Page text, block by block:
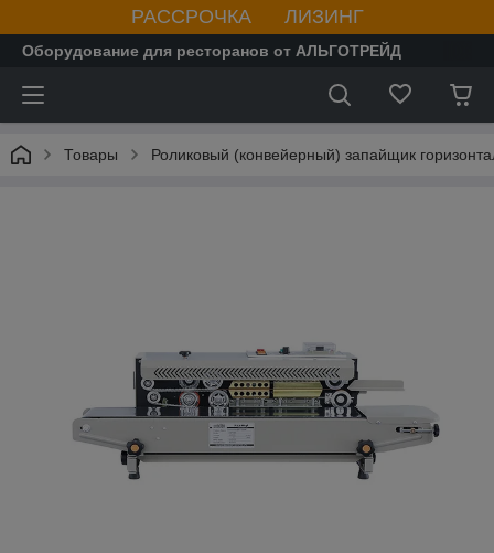
РАССРОЧКА ЛИЗИНГ
Оборудование для ресторанов от АЛЬГОТРЕЙД
Товары Роликовый (конвейерный) запайщик